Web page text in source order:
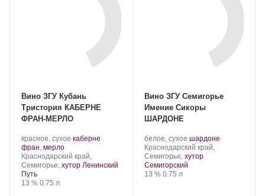
Вино ЗГУ Кубань
Тристория КАБЕРНЕ
ФРАН-МЕРЛО
Производитель:
Тристория.
красное, сухое .
винограда:
каберне
фран, мерло.
Регион:
Краснодарский край,
Семигорье, хутор Ленинский
Путь
Крепость
13 %. Объем
0.75 л
Вино ЗГУ Семигорье
Имение Сикоры
ШАРДОНЕ
Производитель:
Имение
Сикоры.
белое, сухое .
Сорт
винограда:
шардоне.
Регион:
Краснодарский край,
Семигорье, хутор
Семигорский
Крепость
13 %. Объем
0.75 л